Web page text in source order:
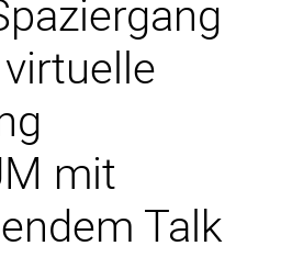
mit
Talk